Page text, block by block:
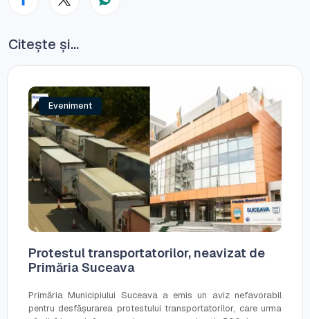
Citește și...
Eveniment
Protestul transportatorilor, neavizat de
Primăria Suceava
Primăria Municipiului Suceava a emis un aviz nefavorabil
pentru desfășurarea protestului transportatorilor, care urma